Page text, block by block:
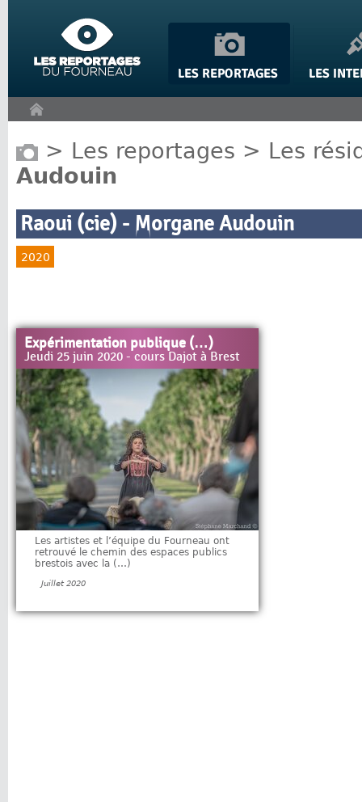
> Les reportages > Les
Audouin
Raoui (cie) - Morgane Audouin
2020
Expérimentation publique (…)
Jeudi 25 juin 2020 - cours Dajot à Brest
Les artistes et l’équipe du Fourneau ont
retrouvé le chemin des espaces publics
brestois avec la (…)
Juillet 2020